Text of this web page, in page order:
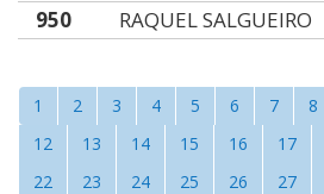
950
RAQUEL SALGUEIRO
1 2 3 4 5 6 7 8
12
13 14 15 16 17
22
23 24 25 26 27